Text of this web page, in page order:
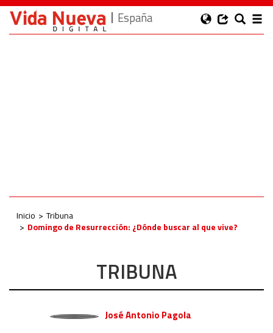
España
Inicio
Tribuna
Domingo de Resurrección: ¿Dónde buscar al que vive?
TRIBUNA
José Antonio Pagola